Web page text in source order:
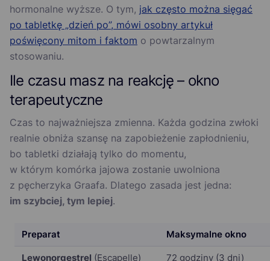
hormonalne wyższe. O tym, jak często można sięgać
po tabletkę „dzień po”, mówi osobny artykuł
poświęcony mitom i faktom o powtarzalnym
stosowaniu.
Ile czasu masz na reakcję – okno
terapeutyczne
Czas to najważniejsza zmienna. Każda godzina zwłoki
realnie obniża szansę na zapobieżenie zapłodnieniu,
bo tabletki działają tylko do momentu,
w którym komórka jajowa zostanie uwolniona
z pęcherzyka Graafa. Dlatego zasada jest jedna:
im szybciej, tym lepiej.
Preparat Maksymalne okno
Lewonorgestrel (Escapelle) 72 godziny (3 dni)